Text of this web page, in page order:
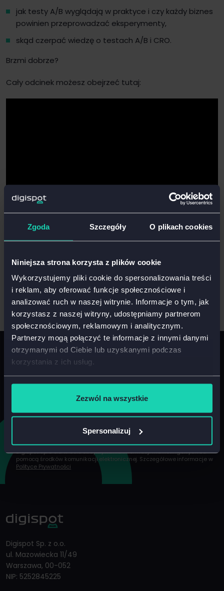
Zgoda Szczegóły O plikach cookies
Niniejsza strona korzysta z plików cookie
Wykorzystujemy pliki cookie do spersonalizowania treści
i reklam, aby oferować funkcje społecznościowe i
analizować ruch w naszej witrynie. Informacje o tym, jak
korzystasz z naszej witryny, udostępniamy partnerom
społecznościowym, reklamowym i analitycznym.
Partnerzy mogą połączyć te informacje z innymi danymi
otrzymanymi od Ciebie lub uzyskanymi podczas
korzystania z ich usług.
Zezwól na wszystkie
Spersonalizuj
jak testy A/B wyglądają w praktyce i czy każdy biznes
powinien przeprowadzać eksperymenty,
skąd czerpać wiedzę o testach A/B i CRO.
Brzmi dobrze?
Cały odcinek możesz obejrzeć tutaj:
Zapisz się do newslettera i bądź
na bieżąco z informacjami
ze świata CRO i UX!
Zapisz się
*Wyrażam zgodę na przetwarzanie moich danych osobowych przez
Digispot Sp. z o.o. w celu otrzymywania informacji marketingowych za
pomocą środków komunikacji elektronicznej. Szczegółowe informacje w
Polityce Prywatności
Digispot Sp. z o.o.
ul. Mazowiecka 11/49
Warszawa, 00-052
NIP: 5252845225